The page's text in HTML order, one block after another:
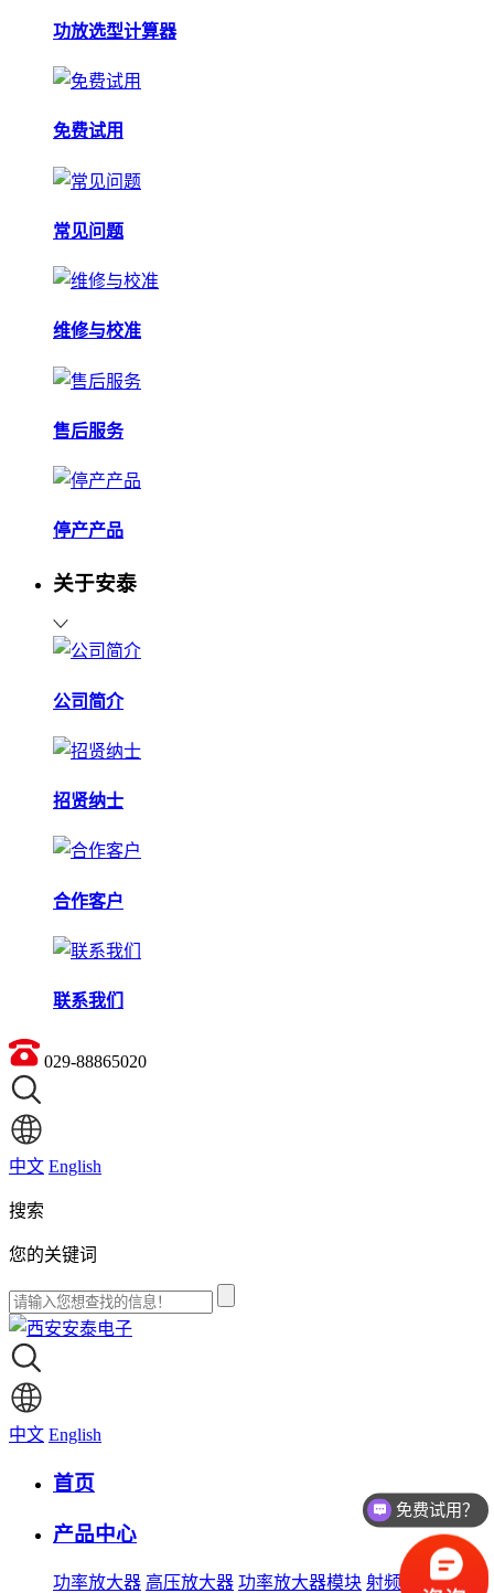
功放选型计算器
免费试用
常见问题
维修与校准
售后服务
停产产品
关于安泰
公司简介
招贤纳士
合作客户
联系我们
029-88865020
中文 English
搜索
您的关键词
中文 English
首页
产品中心
功率放大器 高压放大器 功率放大器模块 射频功率放大
价格如何？